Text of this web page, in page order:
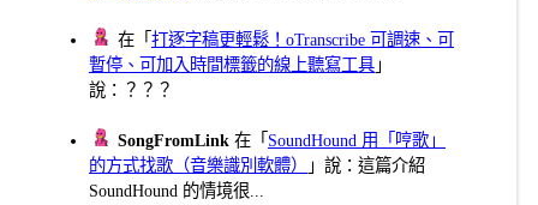
在「打逐字稿更輕鬆！oTranscribe 可調速、可
暫停、可加入時間標籤的線上聽寫工具 」
說：？？？
SongFromLink 在「 SoundHound 用「哼歌」
的方式找歌（音樂識別軟體）
」說：這篇介紹
SoundHound 的情境很...